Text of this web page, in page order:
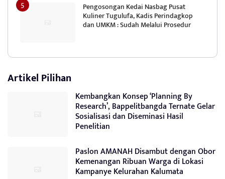
Pengosongan Kedai Nasbag Pusat
Kuliner Tugulufa, Kadis Perindagkop
dan UMKM : Sudah Melalui Prosedur
Artikel Pilihan
Kembangkan Konsep ‘Planning By
Research’, Bappelitbangda Ternate Gelar
Sosialisasi dan Diseminasi Hasil
Penelitian
Paslon AMANAH Disambut dengan Obor
Kemenangan Ribuan Warga di Lokasi
Kampanye Kelurahan Kalumata